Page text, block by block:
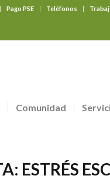
Pago PSE Teléfonos
Comunidad
ESTRÉS